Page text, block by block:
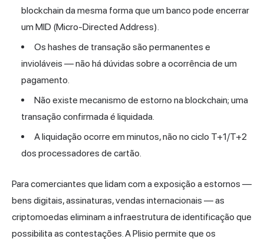
blockchain da mesma forma que um banco pode encerrar
um MID (Micro-Directed Address).
Os hashes de transação são permanentes e
invioláveis — não há dúvidas sobre a ocorrência de um
pagamento.
Não existe mecanismo de estorno na blockchain; uma
transação confirmada é liquidada.
A liquidação ocorre em minutos, não no ciclo T+1/T+2
dos processadores de cartão.
Para comerciantes que lidam com a exposição a estornos —
bens digitais, assinaturas, vendas internacionais — as
criptomoedas eliminam a infraestrutura de identificação que
possibilita as contestações.A Plisio permite que os